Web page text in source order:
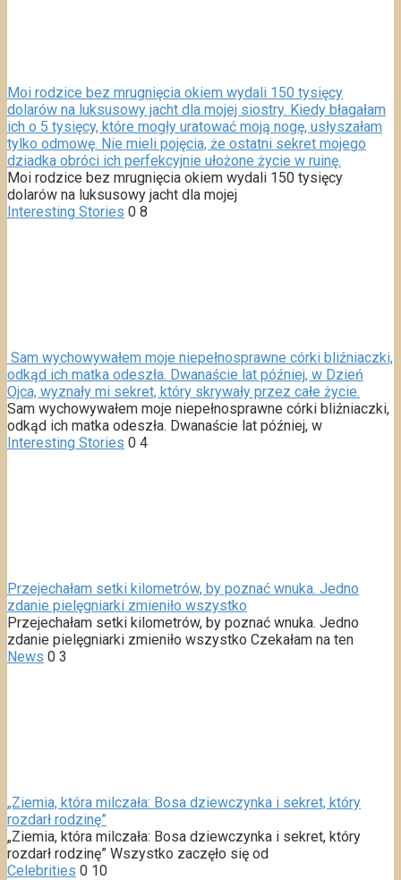
Moi rodzice bez mrugnięcia okiem wydali 150 tysięcy
dolarów na luksusowy jacht dla mojej siostry. Kiedy błagałam
ich o 5 tysięcy, które mogły uratować moją nogę, usłyszałam
tylko odmowę. Nie mieli pojęcia, że ostatni sekret mojego
dziadka obróci ich perfekcyjnie ułożone życie w ruinę.
Moi rodzice bez mrugnięcia okiem wydali 150 tysięcy
dolarów na luksusowy jacht dla mojej
Interesting Stories 0 8
Sam wychowywałem moje niepełnosprawne córki bliźniaczki,
odkąd ich matka odeszła. Dwanaście lat później, w Dzień
Ojca, wyznały mi sekret, który skrywały przez całe życie.
Sam wychowywałem moje niepełnosprawne córki bliźniaczki,
odkąd ich matka odeszła. Dwanaście lat później, w
Interesting Stories 0 4
Przejechałam setki kilometrów, by poznać wnuka. Jedno
zdanie pielęgniarki zmieniło wszystko
Przejechałam setki kilometrów, by poznać wnuka. Jedno
zdanie pielęgniarki zmieniło wszystko Czekałam na ten
News 0 3
„Ziemia, która milczała: Bosa dziewczynka i sekret, który
rozdarł rodzinę”
„Ziemia, która milczała: Bosa dziewczynka i sekret, który
rozdarł rodzinę” Wszystko zaczęło się od
Celebrities 0 10